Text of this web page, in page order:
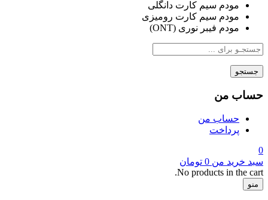
مودم سیم کارت دانگلی
مودم سیم کارت رومیزی
مودم فیبر نوری (ONT)
جستجو
حساب من
حساب من
پرداخت
0
سبد خرید من 0 تومان
No products in the cart.
منو